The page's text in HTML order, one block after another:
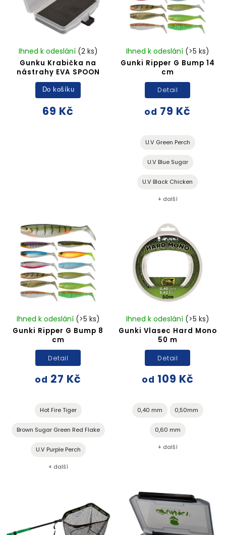
Gunku Krabička na
nástrahy EVA SPOON
Ihned k odeslání (2 ks)
69 Kč
Do košíku
Gunki Ripper G Bump 14
cm
Ihned k odeslání (>5 ks)
od 79 Kč
Detail
U.V Green Perch
U.V Blue Sugar
U.V Black Chicken
+ další
Gunki Ripper G Bump 8
cm
Ihned k odeslání (>5 ks)
od 27 Kč
Detail
Hot Fire Tiger
Brown Sugar Green Red Flake
U.V Purple Perch
+ další
Gunki Vlasec Hard Mono
50 m
Ihned k odeslání (>5 ks)
od 109 Kč
Detail
0,40 mm 0,50mm
0,60 mm
+ další